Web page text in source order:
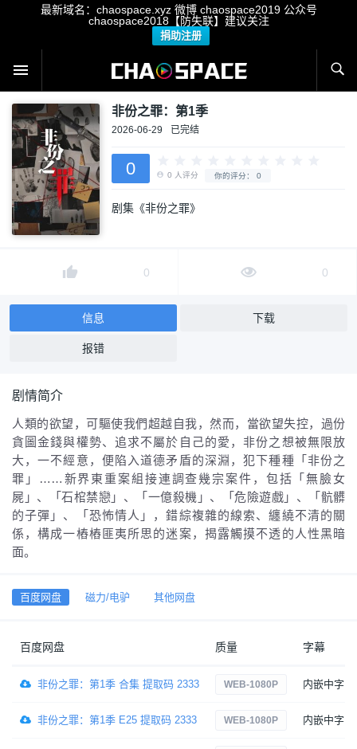
最新域名：chaospace.xyz 微博 chaospace2019 公众号
chaospace2018【防失联】建议关注
捐助注册
非份之罪：第1季
2026-06-29 已完结
0
剧集《非份之罪》
0 0
信息 下载
报错
剧情简介
人類的欲望，可驅使我們超越自我，然而，當欲望失控，過份
貪圖金錢與權勢、追求不屬於自己的愛，非份之想被無限放
大，一不經意，便陷入道德矛盾的深淵，犯下種種「非份之
罪」……新界東重案組接連調查幾宗案件，包括「無臉女
屍」、「石棺禁戀」、「一億殺機」、「危險遊戲」、「骯髒
的子彈」、「恐怖情人」，錯綜複雜的線索、纏繞不清的關
係，構成一樁樁匪夷所思的迷案，揭露觸摸不透的人性黑暗
面。
百度网盘 磁力/电驴 其他网盘
百度网盘 质量 字幕
非份之罪：第1季 合集 提取码 2333 WEB-1080P 内嵌中字
非份之罪：第1季 E25 提取码 2333 WEB-1080P 内嵌中字